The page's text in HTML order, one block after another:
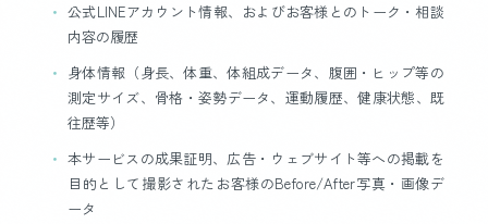
公式LINEアカウント情報、およびお客様とのトーク・相談
内容の履歴
身体情報（身長、体重、体組成データ、腹囲・ヒップ等の
測定サイズ、骨格・姿勢データ、運動履歴、健康状態、既
往歴等）
本サービスの成果証明、広告・ウェブサイト等への掲載を
目的として撮影されたお客様のBefore/After写真・画像デ
ータ